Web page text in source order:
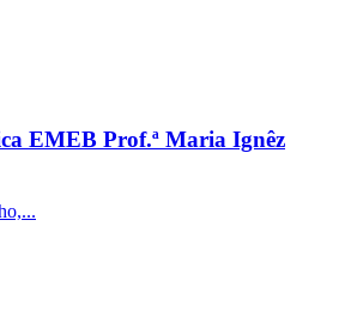
EMEB Prof.ª Maria Ignêz